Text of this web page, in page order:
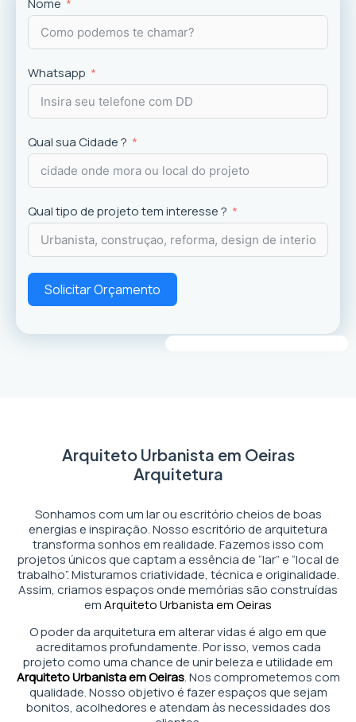
experiência dos usuários.
Nome
Whatsapp
Qual sua Cidade ?
Qual tipo de projeto tem interesse ?
Solicitar Orçamento
Arquiteto Urbanista em Oeiras
Arquitetura
Sonhamos com um lar ou escritório cheios de boas
energias e inspiração. Nosso escritório de arquitetura
transforma sonhos em realidade. Fazemos isso com
projetos únicos que captam a essência de “lar” e “local de
trabalho”. Misturamos criatividade, técnica e originalidade.
Assim, criamos espaços onde memórias são construídas
emArquiteto Urbanista em Oeiras
O poder da arquitetura em alterar vidas é algo em que
acreditamos profundamente. Por isso, vemos cada
projeto como uma chance de unir beleza e utilidade em
Arquiteto Urbanista em Oeiras. Nos comprometemos com
qualidade. Nosso objetivo é fazer espaços que sejam
bonitos, acolhedores e atendam às necessidades dos